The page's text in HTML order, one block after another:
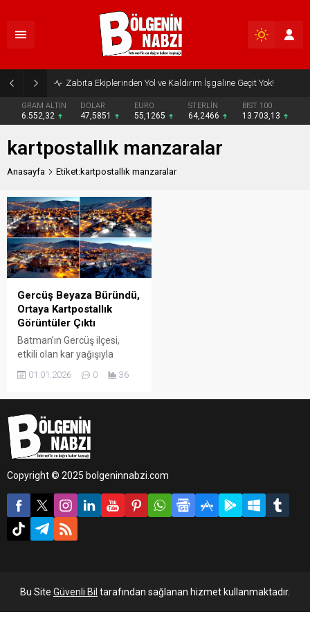
Zabıta Ekiplerinden Yol ve Kaldırım İşgaline Geçit Yok!
GRAM ALTIN
6.552,32
DOLAR
47,5851
EURO
55,1265
STERLİN
64,2466
BIST 100
13.703,13
kartpostallık manzaralar
Anasayfa Etiket:kartpostallık manzaralar
Gercüş Beyaza Büründü,
Ortaya Kartpostallık
Görüntüler Çıktı
Batman’ın Gercüş ilçesi,
etkili olan kar yağışıyla
birlikte tamamen beyaz
örtüyle kaplandı. İlçe
andıran görüntüler
oluşturdu.
01.01.2026 0 36
Copyright © 2025 bolgeninnabzi.com
Bu Site Güvenli Bil tarafından sağlanan hizmet kullanmaktadır.